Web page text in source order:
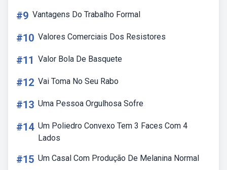
#9 Vantagens Do Trabalho Formal
#10 Valores Comerciais Dos Resistores
#11 Valor Bola De Basquete
#12 Vai Toma No Seu Rabo
#13 Uma Pessoa Orgulhosa Sofre
#14 Um Poliedro Convexo Tem 3 Faces Com 4
Lados
#15 Um Casal Com Produção De Melanina Normal